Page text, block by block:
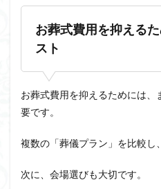
お葬式費用を抑える
スト
お葬式費用を抑えるためには
要です。
複数の「葬儀プラン」を比較し
次に、会場選びも大切です。